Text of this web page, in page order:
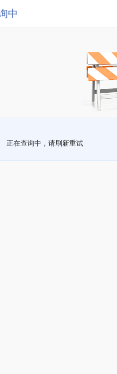
中
正在查询中，请刷新重试